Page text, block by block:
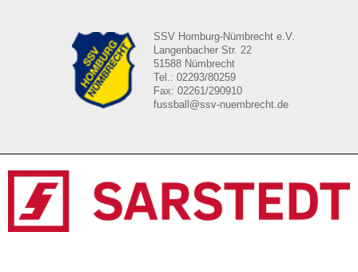
SSV Homburg-Nümbrecht e.V.
Langenbacher Str. 22
51588 Nümbrecht
Tel.: 02293/80259
Fax: 02261/290910
fussball@ssv-nuembrecht.de